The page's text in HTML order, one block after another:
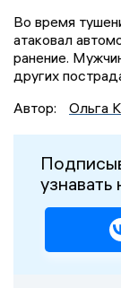
Во время
атаковал
ранение.
других
Автор:
Ольга
узнавать